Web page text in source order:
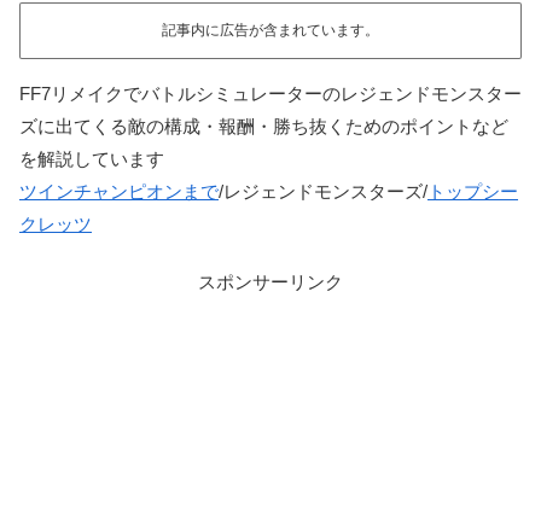
記事内に広告が含まれています。
FF7リメイクでバトルシミュレーターのレジェンドモンスター
ズに出てくる敵の構成・報酬・勝ち抜くためのポイントなど
を解説しています
ツインチャンピオンまで/レジェンドモンスターズ/ トップシー
クレッツ
スポンサーリンク